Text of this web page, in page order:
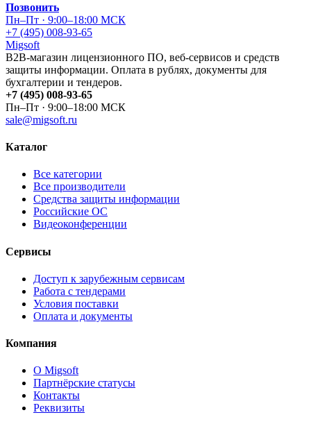
Позвонить
Пн–Пт · 9:00–18:00 МСК
+7 (495) 008-93-65
Migsoft
B2B-магазин лицензионного ПО, веб-сервисов и средств
защиты информации. Оплата в рублях, документы для
бухгалтерии и тендеров.
+7 (495) 008-93-65
Пн–Пт · 9:00–18:00 МСК
sale@migsoft.ru
Каталог
Все категории
Все производители
Средства защиты информации
Российские ОС
Видеоконференции
Сервисы
Доступ к зарубежным сервисам
Работа с тендерами
Условия поставки
Оплата и документы
Компания
О Migsoft
Партнёрские статусы
Контакты
Реквизиты